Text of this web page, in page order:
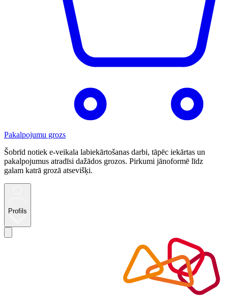
Pakalpojumu grozs
Šobrīd notiek e-veikala labiekārtošanas darbi, tāpēc iekārtas un
pakalpojumus atradīsi dažādos grozos. Pirkumi jānoformē līdz
galam katrā grozā atsevišķi.
Profils